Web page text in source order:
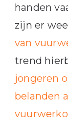
handen
zijn er
van
trend
jongeren
belanden